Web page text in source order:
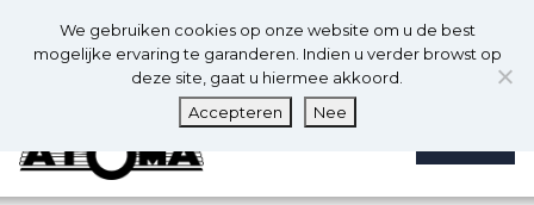
0 0
We gebruiken cookies op onze website om u de best
mogelijke ervaring te garanderen. Indien u verder browst op
deze site, gaat u hiermee akkoord.
Accepteren
Nee